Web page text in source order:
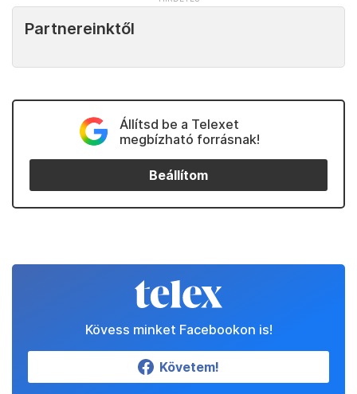
Partnereinktől
Állítsd be a Telexet
megbízható forrásnak!
Beállítom
Kövess minket Facebookon is!
Követem!